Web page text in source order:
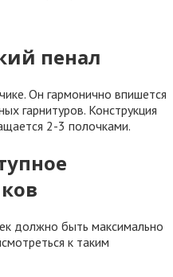
пенал
Он гармонично впишется
гарнитуров. Конструкция
2-3 полочками.
должно быть максимально
к таким